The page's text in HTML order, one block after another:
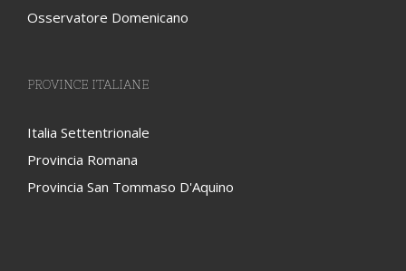
Osservatore Domenicano
PROVINCE ITALIANE
Italia Settentrionale
Provincia Romana
Provincia San Tommaso D'Aquino